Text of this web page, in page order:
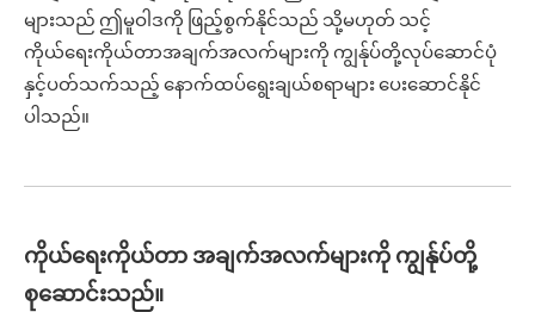
များသည် ဤမူဝါဒကို ဖြည့်စွက်နိုင်သည် သို့မဟုတ် သင့်
ကိုယ်ရေးကိုယ်တာအချက်အလက်များကို ကျွန်ုပ်တို့လုပ်ဆောင်ပုံ
နှင့်ပတ်သက်သည့် နောက်ထပ်ရွေးချယ်စရာများ ပေးဆောင်နိုင်
ပါသည်။
ကိုယ်ရေးကိုယ်တာ အချက်အလက်များကို ကျွန်ုပ်တို့
စုဆောင်းသည်။